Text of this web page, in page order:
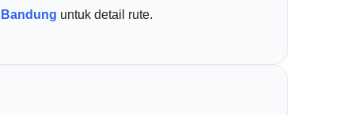
Bandung untuk detail rute.